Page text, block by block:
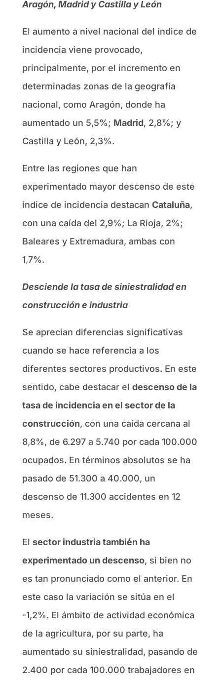
Aragón, Madrid y Castilla y León
El aumento a nivel nacional del índice de
incidencia viene provocado,
principalmente, por el incremento en
determinadas zonas de la geografía
nacional, como Aragón, donde ha
aumentado un 5,5%; Madrid, 2,8%; y
Castilla y León, 2,3%.
Entre las regiones que han
experimentado mayor descenso de este
índice de incidencia destacan Cataluña,
con una caída del 2,9%; La Rioja, 2%;
Baleares y Extremadura, ambas con
1,7%.
Desciende la tasa de siniestralidad en
construcción e industria
Se aprecian diferencias significativas
cuando se hace referencia a los
diferentes sectores productivos. En este
sentido, cabe destacar el descenso de la
tasa de incidencia en el sector de la
construcción, con una caída cercana al
8,8%, de 6.297 a 5.740 por cada 100.000
ocupados. En términos absolutos se ha
pasado de 51.300 a 40.000, un
descenso de 11.300 accidentes en 12
meses.
El sector industria también ha
experimentado un descenso, si bien no
es tan pronunciado como el anterior. En
este caso la variación se sitúa en el
-1,2%. El ámbito de actividad económica
de la agricultura, por su parte, ha
aumentado su siniestralidad, pasando de
2.400 por cada 100.000 trabajadores en